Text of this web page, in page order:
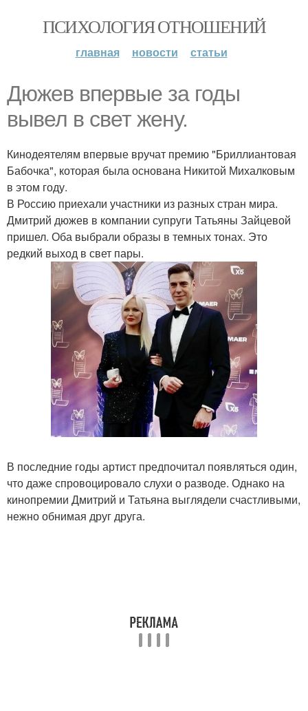
ПСИХОЛОГИЯ ОТНОШЕНИЙ
главная новости статьи
Дюжев впервые за годы
вывел в свет жену.
Кинодеятелям впервые вручат премию "Бриллиантовая
Бабочка", которая была основана Никитой Михалковым
в этом году.
В Россию приехали участники из разных стран мира.
Дмитрий дюжев в компании супруги Татьяны Зайцевой
пришел. Оба выбрали образы в темных тонах. Это
редкий выход в свет пары.
В последние годы артист предпочитал появляться один,
что даже спровоцировало слухи о разводе. Однако на
кинопремии Дмитрий и Татьяна выглядели счастливыми,
нежно обнимая друг друга.